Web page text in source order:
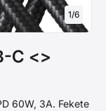
1/6
C <>
60W, 3A. Fekete